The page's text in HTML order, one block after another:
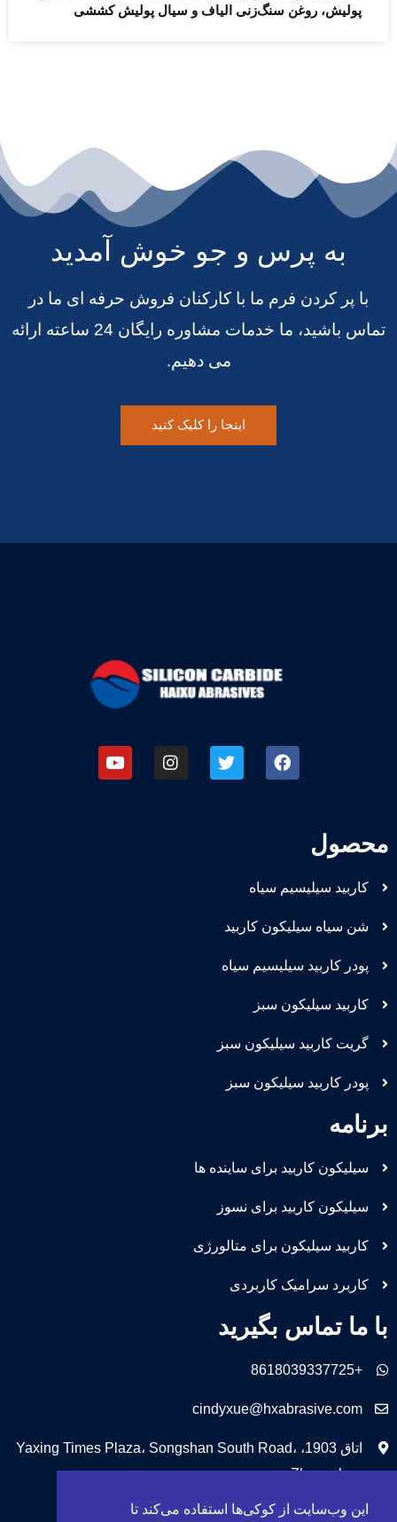
این وب‌سایت از کوکی‌ها استفاده می‌کند تا
پولیش، روغن سنگ‌زنی الیاف و سیال پولیش کششی
به پرس و جو خوش آمدید
با پر کردن فرم ما با کارکنان فروش حرفه ای ما در
تماس باشید، ما خدمات مشاوره رایگان 24 ساعته ارائه
می دهیم.
اینجا را کلیک کنید
محصول
کاربید سیلیسیم سیاه
شن سیاه سیلیکون کاربید
پودر کاربید سیلیسیم سیاه
کاربید سیلیکون سبز
گریت کاربید سیلیکون سبز
پودر کاربید سیلیکون سبز
برنامه
سیلیکون کاربید برای ساینده ها
سیلیکون کاربید برای نسوز
کاربید سیلیکون برای متالورژی
کاربرد سرامیک کاربردی
با ما تماس بگیرید
+8618039337725
cindyxue@hxabrasive.com
اتاق 1903، Yaxing Times Plaza، Songshan South Road،
Zhengzhou، چین